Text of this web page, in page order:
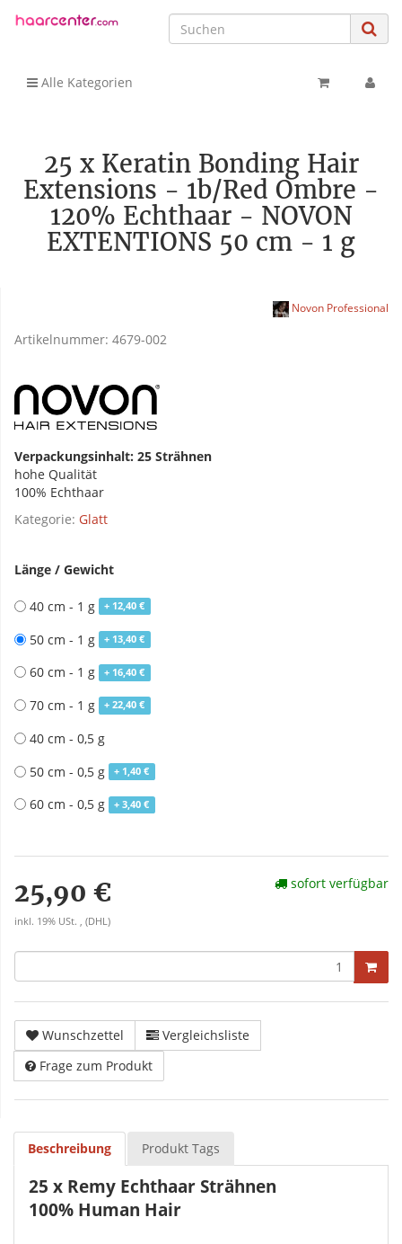
Alle Kategorien
25 x Keratin Bonding Hair
Extensions - 1b/Red Ombre -
120% Echthaar - NOVON
EXTENTIONS 50 cm - 1 g
Novon Professional
Artikelnummer: 4679-002
Verpackungsinhalt: 25 Strähnen
hohe Qualität
100% Echthaar
Kategorie: Glatt
Länge / Gewicht
40 cm - 1 g + 12,40 €
50 cm - 1 g + 13,40 €
60 cm - 1 g + 16,40 €
70 cm - 1 g + 22,40 €
40 cm - 0,5 g
50 cm - 0,5 g
+ 1,40 €
60 cm - 0,5 g + 3,40 €
25,90 €
inkl. 19% USt. , (DHL)
sofort verfügbar
Wunschzettel
Vergleichsliste
Frage zum Produkt
Beschreibung Produkt Tags
25 x Remy Echthaar Strähnen
100% Human Hair